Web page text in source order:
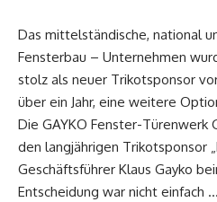
Das mittelständische, national
Fensterbau – Unternehmen
stolz als neuer Trikotsponsor
über ein Jahr, eine weitere
Die GAYKO Fenster-Türenwerk
den langjährigen Trikotsponsor
Geschäftsführer Klaus Gayko
Entscheidung war nicht einfach